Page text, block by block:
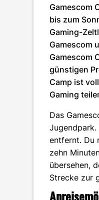
Gamescom
bis zum
Gaming-
Gamescom
Gamescom
günstigen
Camp ist
Gaming
Das
Jugendpark.
entfernt. Du
zehn
übersehen,
Strecke zur